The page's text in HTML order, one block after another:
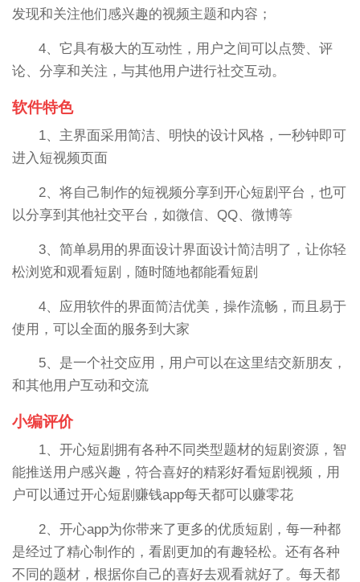
发现和关注他们感兴趣的视频主题和内容；
4、它具有极大的互动性，用户之间可以点赞、评
论、分享和关注，与其他用户进行社交互动。
软件特色
1、主界面采用简洁、明快的设计风格，一秒钟即可
进入短视频页面
2、将自己制作的短视频分享到开心短剧平台，也可
以分享到其他社交平台，如微信、QQ、微博等
3、简单易用的界面设计界面设计简洁明了，让你轻
松浏览和观看短剧，随时随地都能看短剧
4、应用软件的界面简洁优美，操作流畅，而且易于
使用，可以全面的服务到大家
5、是一个社交应用，用户可以在这里结交新朋友，
和其他用户互动和交流
小编评价
1、开心短剧拥有各种不同类型题材的短剧资源，智
能推送用户感兴趣，符合喜好的精彩好看短剧视频，用
户可以通过开心短剧赚钱app每天都可以赚零花
2、开心app为你带来了更多的优质短剧，每一种都
是经过了精心制作的，看剧更加的有趣轻松。还有各种
不同的题材，根据你自己的喜好去观看就好了。每天都